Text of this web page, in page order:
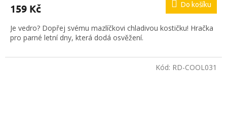
159 Kč Do košíku
Je vedro? Dopřej svému mazlíčkovi chladivou kostičku! Hračka
pro parné letní dny, která dodá osvěžení.
Kód: RD-COOL031